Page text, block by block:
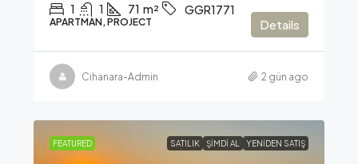
1 1 71 m² GGR1771
APARTMAN, PROJECT Details
Cihanara-Admin 2 gün ago
FEATURED SATILIK ŞIMDI AL YENIDEN SATIŞ